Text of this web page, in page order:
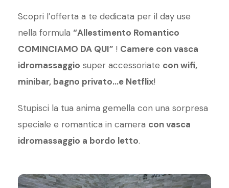
Scopri l’offerta a te dedicata per il day use
nella formula “Allestimento Romantico
COMINCIAMO DA QUI” ! Camere con vasca
idromassaggio super accessoriate con wifi,
minibar, bagno privato…e Netflix!
Stupisci la tua anima gemella con una sorpresa
speciale e romantica in camera con vasca
idromassaggio a bordo letto.